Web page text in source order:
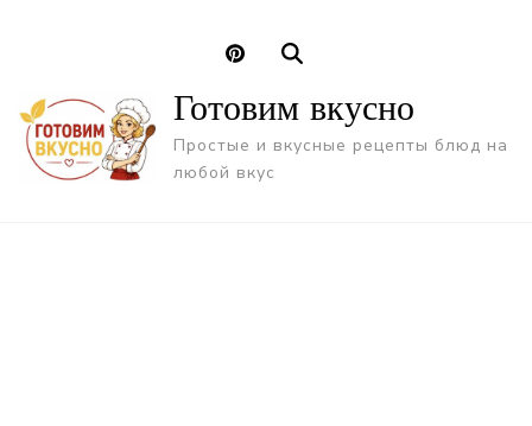
Готовим вкусно
Простые и вкусные рецепты блюд на
любой вкус